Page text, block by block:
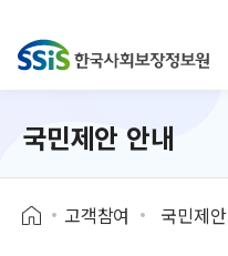
국민제안 안내
고객참여 국민제안